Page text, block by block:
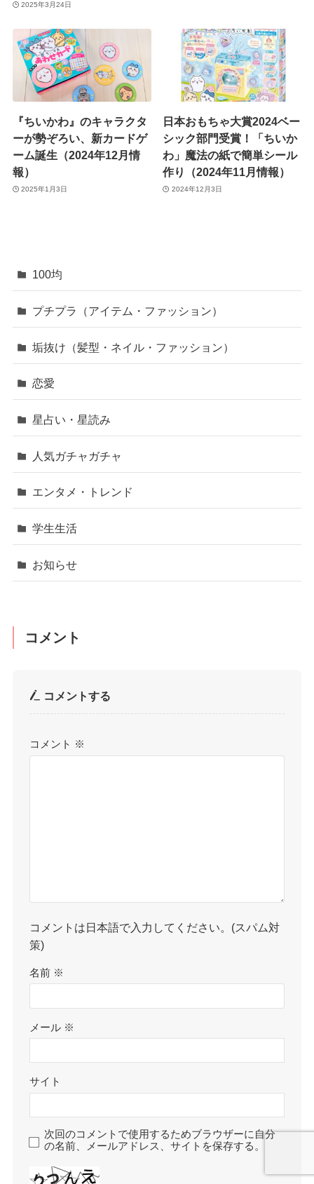
2025年3月24日
『ちいかわ』のキャラクタ
ーが勢ぞろい、新カードゲ
ーム誕生（2024年12月情
報）
2025年1月3日
日本おもちゃ大賞2024ベー
シック部門受賞！「ちいか
わ」魔法の紙で簡単シール
作り（2024年11月情報）
2024年12月3日
100均
プチプラ（アイテム・ファッション）
垢抜け（髪型・ネイル・ファッション）
恋愛
星占い・星読み
人気ガチャガチャ
エンタメ・トレンド
学生生活
お知らせ
コメント
コメントする
コメント ※
コメントは日本語で入力してください。(スパム対
策)
名前 ※
メール ※
サイト
次回のコメントで使用するためブラウザーに自分
の名前、メールアドレス、サイトを保存する。